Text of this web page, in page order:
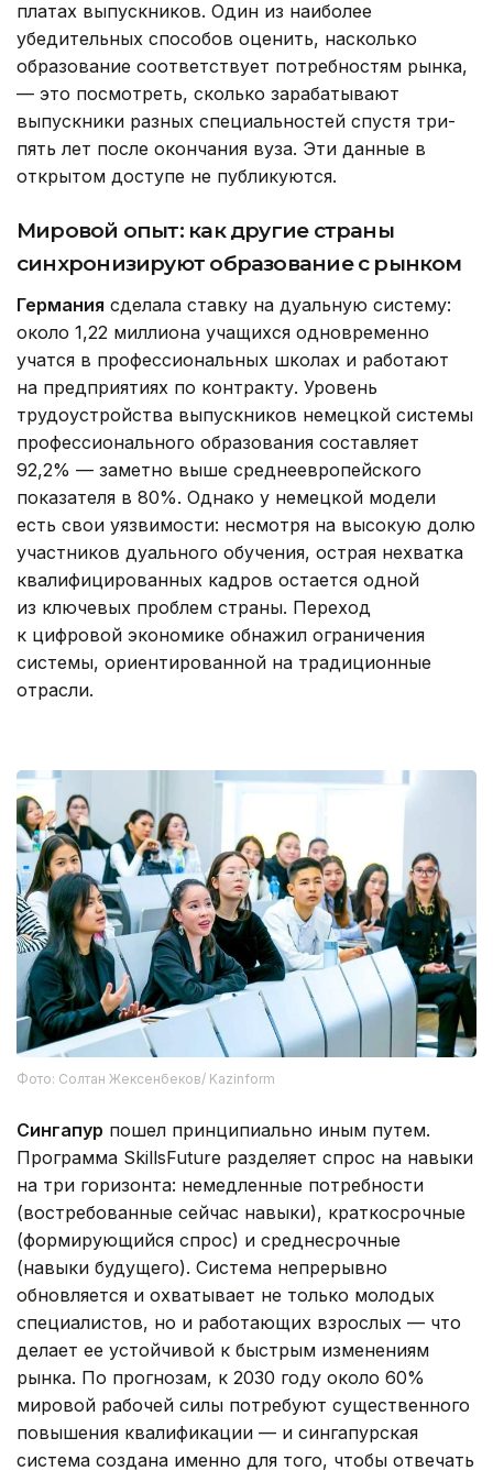
платах выпускников. Один из наиболее
убедительных способов оценить, насколько
образование соответствует потребностям рынка,
— это посмотреть, сколько зарабатывают
выпускники разных специальностей спустя три-
пять лет после окончания вуза. Эти данные в
открытом доступе не публикуются.
Мировой опыт: как другие страны
синхронизируют образование с рынком
Германия сделала ставку на дуальную систему:
около 1,22 миллиона учащихся одновременно
учатся в профессиональных школах и работают
на предприятиях по контракту. Уровень
трудоустройства выпускников немецкой системы
профессионального образования составляет
92,2% — заметно выше среднеевропейского
показателя в 80%. Однако у немецкой модели
есть свои уязвимости: несмотря на высокую долю
участников дуального обучения, острая нехватка
квалифицированных кадров остается одной
из ключевых проблем страны. Переход
к цифровой экономике обнажил ограничения
системы, ориентированной на традиционные
отрасли.
Фото: Солтан Жексенбеков/ Kazinform
Сингапур пошел принципиально иным путем.
Программа SkillsFuture разделяет спрос на навыки
на три горизонта: немедленные потребности
(востребованные сейчас навыки), краткосрочные
(формирующийся спрос) и среднесрочные
(навыки будущего). Система непрерывно
обновляется и охватывает не только молодых
специалистов, но и работающих взрослых — что
делает ее устойчивой к быстрым изменениям
рынка. По прогнозам, к 2030 году около 60%
мировой рабочей силы потребуют существенного
повышения квалификации — и сингапурская
система создана именно для того, чтобы отвечать